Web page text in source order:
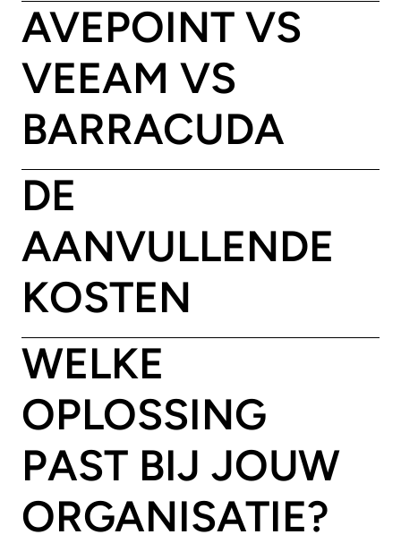
AVEPOINT VS
VEEAM VS
BARRACUDA
DE
AANVULLENDE
KOSTEN
WELKE
OPLOSSING
PAST BIJ JOUW
ORGANISATIE?